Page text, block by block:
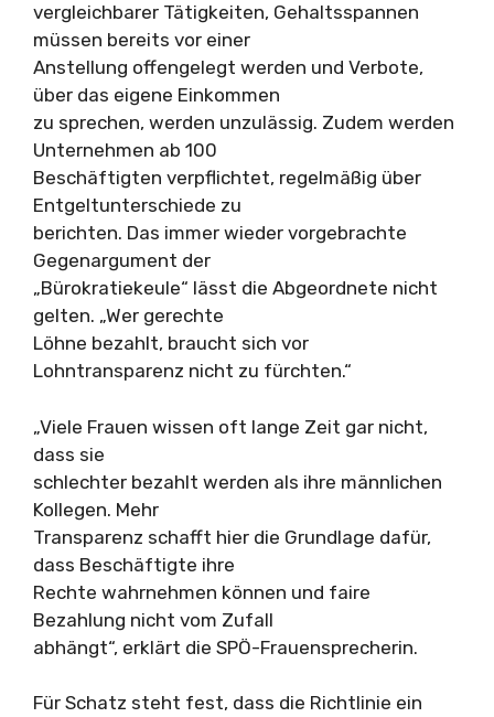
vergleichbarer Tätigkeiten, Gehaltsspannen
müssen bereits vor einer
Anstellung offengelegt werden und Verbote,
über das eigene Einkommen
zu sprechen, werden unzulässig. Zudem werden
Unternehmen ab 100
Beschäftigten verpflichtet, regelmäßig über
Entgeltunterschiede zu
berichten. Das immer wieder vorgebrachte
Gegenargument der
„Bürokratiekeule“ lässt die Abgeordnete nicht
gelten. „Wer gerechte
Löhne bezahlt, braucht sich vor
Lohntransparenz nicht zu fürchten.“
„Viele Frauen wissen oft lange Zeit gar nicht,
dass sie
schlechter bezahlt werden als ihre männlichen
Kollegen. Mehr
Transparenz schafft hier die Grundlage dafür,
dass Beschäftigte ihre
Rechte wahrnehmen können und faire
Bezahlung nicht vom Zufall
abhängt“, erklärt die SPÖ-Frauensprecherin.
Für Schatz steht fest, dass die Richtlinie ein